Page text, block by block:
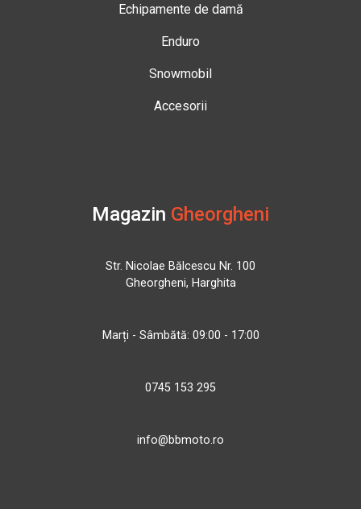
Echipamente de damă
Enduro
Snowmobil
Accesorii
Magazin Gheorgheni
Str. Nicolae Bălcescu Nr. 100
Gheorgheni, Harghita
Marți - Sâmbătă: 09:00 - 17:00
0745 153 295
info@bbmoto.ro